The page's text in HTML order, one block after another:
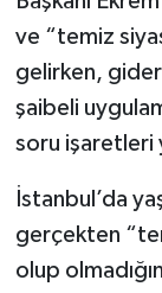
ve “temiz
gelirken,
şaibeli
soru işaretleri
İstanbul’da
gerçekten
olup